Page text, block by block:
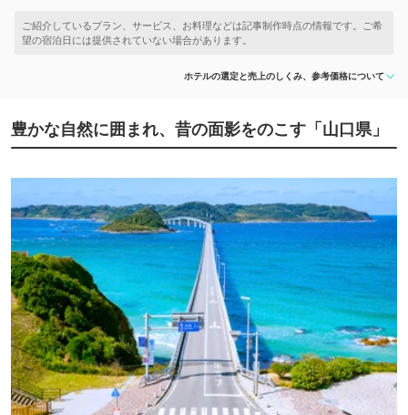
ホテルの選定と売上のしくみ、参考価格について
豊かな自然に囲まれ、昔の面影をのこす「山口県」